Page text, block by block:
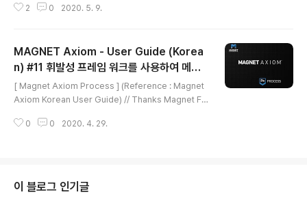
n User Guide를 참고해도 된다고 허락을 구했습니다! P
방법의 유형을 감지합니다. 지원되는 암호화 유형의 경우
암호 및 복구 키와 같은 알려진 암호 해독 인증 정보를 제공
호를 해독할 수 있습니다. 암호를 모르는 경우에는 암호를
분해를 시도할 수 있습니다. 아니면 AXIOM Process는
드라..
2 0 2020. 5. 9.
MAGNET Axiom - User Guide (Korea
n) #11 휘발성 프레임 워크를 사용하여 메모
리 스캐닝
[ Magnet Axiom Process ] (Reference : Magnet
Axiom Korean User Guide) // Thanks Magnet Fo
n User Guide를 참고해도 된다고 허락을 구했습니다! 메
있습니다. 메모리 덤프에서 사용할 수 있는 정보는 실행 중
인 프로세스와 사용자가 열어본 파일에 대한 정보가 포함
0 0 2020. 4. 29.
이 블로그 인기글